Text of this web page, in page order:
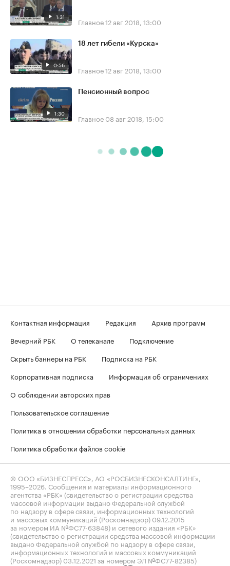
1:31 Главное12 авг 2018, 13:00
0:56
18 лет гибели «Курска»
Главное12 авг 2018, 13:00
1:30
Пенсионный вопрос
Главное 08 авг 2018, 15:00
Контактная информация Редакция
Архив программ
Вечерний РБК
О телеканале
Подключение
Скрыть баннеры на РБК
Подписка на РБК
Корпоративная подписка
Информация об ограничениях
О соблюдении авторских прав
Пользовательское соглашение
Политика в отношении обработки персональных данных
Политика обработки файлов cookie
© ООО «БИЗНЕСПРЕСС», АО «РОСБИЗНЕСКОНСАЛТИНГ»,
1995–2026 . Сообщения и материалы информационного
агентства «РБК» (свидетельство о регистрации средства
массовой информации выдано Федеральной службой
по надзору в сфере связи, информационных технологий
и массовых коммуникаций (Роскомнадзор) 09.12.2015
за номером ИА №ФС77-63848) и сетевого издания «РБК»
(свидетельство о регистрации средства массовой информации
выдано Федеральной службой по надзору в сфере связи,
информационных технологий и массовых коммуникаций
(Роскомнадзор) 03.12.2021 за номером ЭЛ №ФС77-82385)